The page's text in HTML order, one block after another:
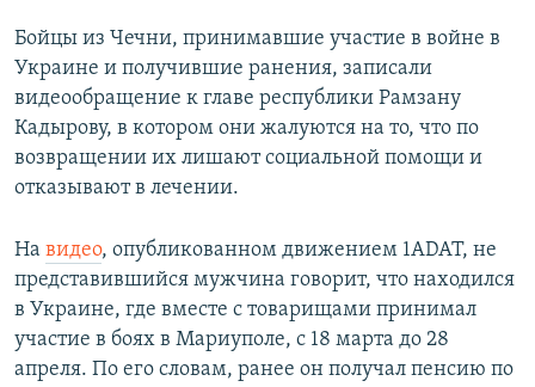
Бойцы из Чечни, принимавшие участие в войне в
Украине и получившие ранения, записали
видеообращение к главе республики Рамзану
Кадырову, в котором они жалуются на то, что по
возвращении их лишают социальной помощи и
отказывают в лечении.
На видео, опубликованном движением 1ADAT, не
представившийся мужчина говорит, что находился
в Украине, где вместе с товарищами принимал
участие в боях в Мариуполе, с 18 марта до 28
апреля. По его словам, ранее он получал пенсию по